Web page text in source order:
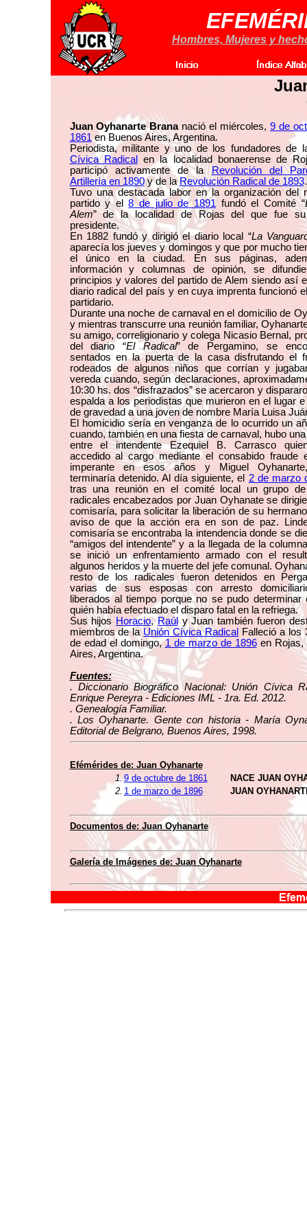
Hombres, Mujeres y
Juan Oyhanarte Brananació el miércoles, 9 de
1861 en Buenos Aires, Argentina.
Periodista, militante y uno de los fundadores de
Cívica Radical
en la localidad bonaerense de
participó activamente de la
Revolución del
Artillería en 1890y de laRevolución Radical de 1893.
Tuvo una destacada labor en la organización del
partido y el8 de julio de 1891 fundó el Comité “
Alem” de la localidad de Rojas del que fue su
presidente.
En 1882 fundó y dirigió el diario local “La
aparecía los jueves y domingos y que por mucho
el único en la ciudad. En sus páginas,
información y columnas de opinión, se
principios y valores del partido de Alem siendo así
diario radical del país y en cuya imprenta funcionó
partidario.
Durante una noche de carnaval en el domicilio de
y mientras transcurre una reunión familiar,
su amigo, correligionario y colega Nicasio Bernal,
del diario “El Radical” de Pergamino, se
sentados en la puerta de la casa disfrutando el
rodeados de algunos niños que corrían y
vereda cuando, según declaraciones,
10:30 hs. dos “disfrazados” se acercaron y
espalda a los periodistas que murieron en el lugar e
de gravedad a una joven de nombre María Luisa
El homicidio sería en venganza de lo ocurrido un
cuando, también en una fiesta de carnaval, hubo
entre el intendente Ezequiel B. Carrasco
accedido al cargo mediante el consabido fraude
imperante en esos años y Miguel
terminaría detenido. Al día siguiente, el 2 de marzo
tras una reunión en el comité local un grupo
radicales encabezados por Juan Oyhanate se
comisaría, para solicitar la liberación de su
aviso de que la acción era en son de paz.
comisaría se encontraba la intendencia donde se
“amigos del intendente” y a la llegada de la
se inició un enfrentamiento armado con el
algunos heridos y la muerte del jefe comunal.
resto de los radicales fueron detenidos en
varias de sus esposas con arresto
liberados al tiempo porque no se pudo determinar
quién había efectuado el disparo fatal en la refriega.
Sus hijos Horacio, Raúly Juan también fueron
miembros de laUnión Cívica Radical
Falleció a los
de edad el domingo,1 de marzo de 1896en Rojas,
Aires, Argentina.
Fuentes:
. Diccionario Biográfico Nacional: Unión Cívica
Enrique Pereyra - Ediciones IML - 1ra. Ed. 2012.
. Genealogía Familiar.
. Los Oyhanarte. Gente con historia - María
Editorial de Belgrano, Buenos Aires, 1998.
Efémérides de: Juan Oyhanarte
1.9 de octubre de 1861
NACE JUAN
2. 1 de marzo de 1896 JUAN
Documentos de: Juan Oyhanarte
Galería de Imágenes de: Juan Oyhanarte